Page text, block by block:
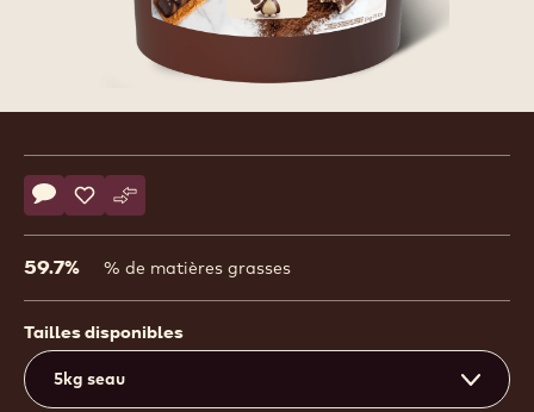
information
Actions
Écrire un commentaire
- Pinguino Fondente
Sauvegarder
- Pinguino Fondente
Comparer
- Pinguino Fondente
59.7% % de matières grasses
Tailles disponibles
5kg seau